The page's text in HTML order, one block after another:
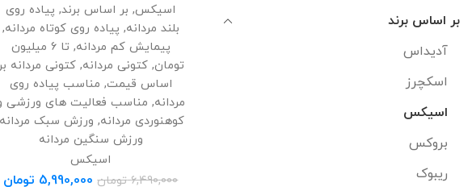
مشکی-زرد
مشکی-نارنجی
نارنجی
بر اساس برند
آدیداس
اسکچرز
اسیکس
بروکس
ریبوک
اسیکس, بر اساس برند, پیاده روی
بلند مردانه, پیاده روی کوتاه مردانه,
پیمایش کم مردانه,
تا 6 میلیون
تومان,کتونی مردانه,کتونی مردانه بر
اساس قیمت, مناسب پیاده روی
مردانه, مناسب فعالیت های ورزشی
کوهنوردی مردانه, ورزش سبک مردانه
ورزش سنگین مردانه
اسیکس
6,490,000 تومان 5,990,000 تومان